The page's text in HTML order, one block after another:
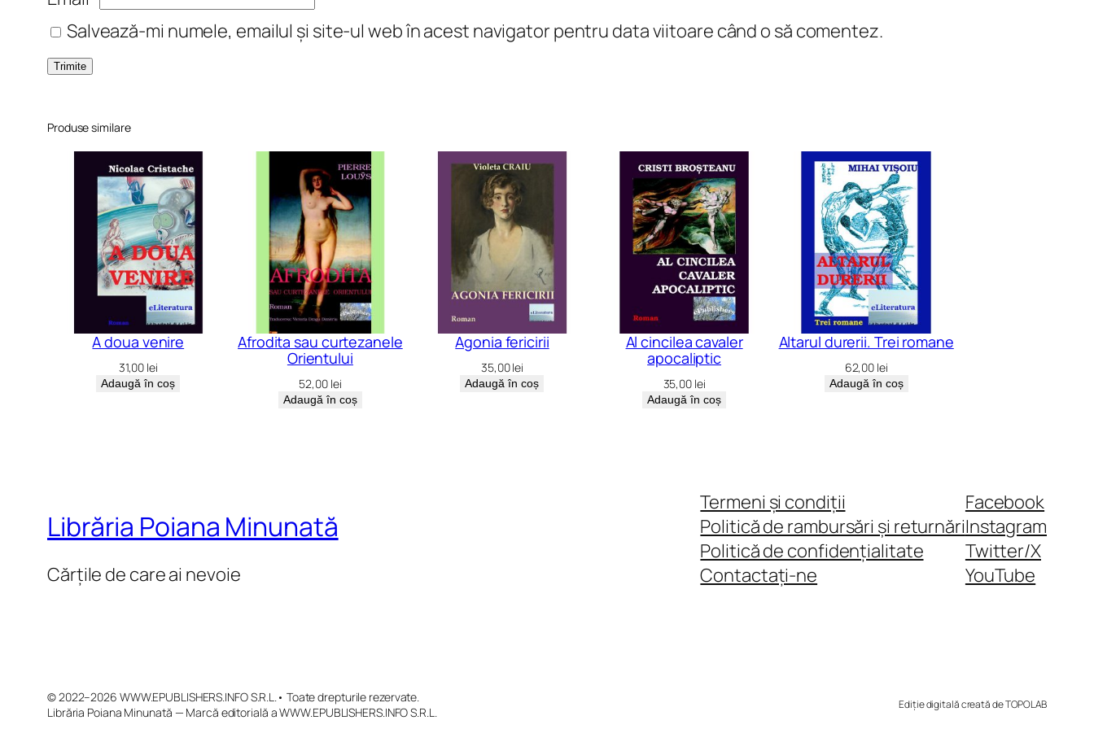
r
Salvează-mi numele, emailul și site-ul web în acest navigator pentru data viitoare când o să comentez.
Produse similare
A doua venire
31,00 lei
Adaugă în coș
Afrodita sau curtezanele
Orientului
52,00 lei
Adaugă în coș
Agonia fericirii
35,00lei
Adaugă în coș
Al cincilea cavaler
apocaliptic
35,00 lei
Adaugă în coș
Altarul durerii. Trei romane
62,00 lei
Adaugă în coș
Librăria Poiana Minunată
Cărțile de care ai nevoie
Termeni și condiții
Politică de rambursări și returnări
Politică de confidențialitate
Contactați-ne
Facebook
Instagram
Twitter/X
YouTube
© 2022–2026 WWW.EPUBLISHERS.INFO S.R.L.• Toate drepturile rezervate.
Librăria Poiana Minunată — Marcă editorială a WWW.EPUBLISHERS.INFO S.R.L.
Ediție digitală creată de TOPOLAB